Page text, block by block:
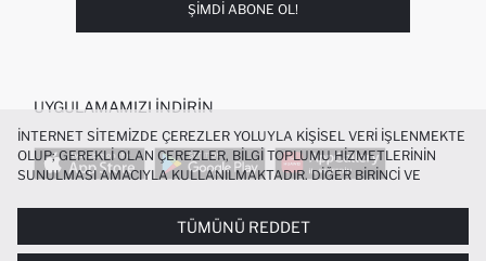
ŞIMDI ABONE OL!
UYGULAMAMIZI İNDIRIN
POPÜLER KATEGORILER
İNTERNET SITEMIZDE ÇEREZLER YOLUYLA KIŞISEL VERI IŞLENMEKTE
OLUP; GEREKLI OLAN ÇEREZLER, BILGI TOPLUMU HIZMETLERININ
SUNULMASI AMACIYLA KULLANILMAKTADIR. DIĞER BIRINCI VE
DENEYIMI SUNULABILMESI, SITEMIZIN DAHA IŞLEVSEL KILINMASI VE
KIŞISELLEŞTIRMESI VE AÇIK RIZA VERMENIZ HALINDE, SIZLERE
YÖNELIK PAZARLAMA FAALIYETLERININ YAPILMASI AMAÇLARIYLA
TÜMÜNÜ REDDET